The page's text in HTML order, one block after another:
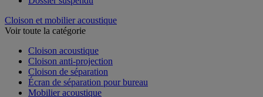
Cloison et mobilier acoustique
Cloison acoustique
Cloison anti-projection
Cloison de séparation
Écran de séparation pour bureau